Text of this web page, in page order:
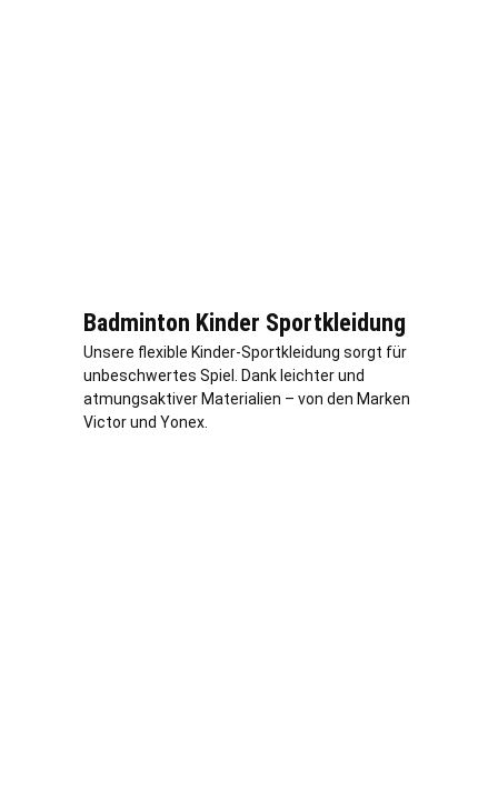
Badminton Kinder Sportkleidung
Unsere flexible Kinder-Sportkleidung sorgt für
unbeschwertes Spiel. Dank leichter und
atmungsaktiver Materialien – von den Marken
Victor und Yonex.